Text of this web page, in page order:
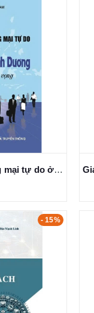
Các hiệp định thương mại tự do ở khu vực Châu Á - Thái Bình Dương, thực thi và triển vọng
- 15%